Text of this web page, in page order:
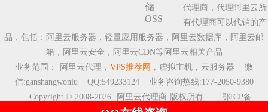
储
OSS
代理商，代理阿里云所
有代理商可以代销的产
品，包括：阿里云服务器，轻量应用服务器，阿里云数据库，阿里云邮
箱，阿里云安全，阿里云CDN等阿里云相关产品
业务范围：
阿里云代理 VPS推荐网 虚拟主机 云服务器
微
信:ganshangwoniu QQ:549233124 业务咨询热线:177-2050-9380
Copyright © 2008-2026
阿里云代理商 版权所有
鄂ICP备